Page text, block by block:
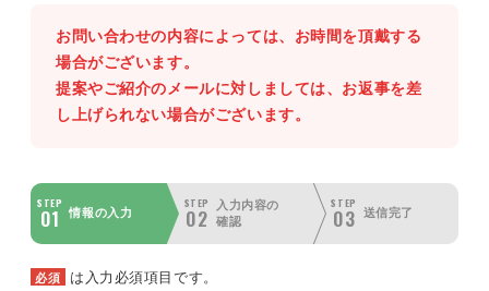
お問い合わせの内容によっては、お時間を頂戴する
場合がございます。
提案やご紹介のメールに対しましては、お返事を差
し上げられない場合がございます。
STEP
01 情報の入力
STEP
02
入力内容の
確認
STEP
03 送信完了
必須 は入力必須項目です。